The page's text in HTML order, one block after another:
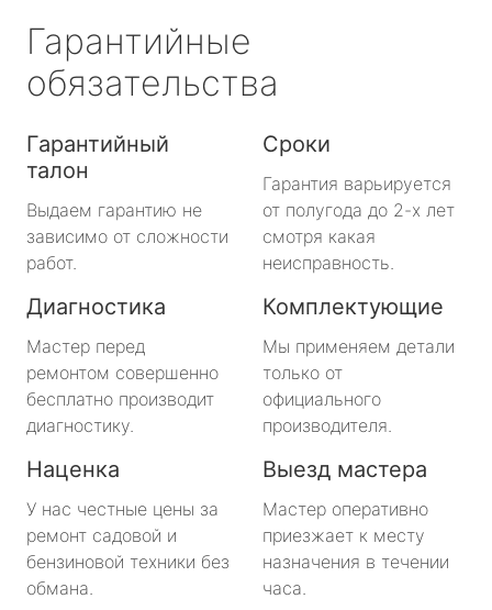
Гарантийные
обязательства
Гарантийный
талон
Выдаем гарантию не
зависимо от сложности
работ.
Сроки
Гарантия варьируется
от полугода до 2-х лет
смотря какая
неисправность.
Диагностика
Мастер перед
ремонтом совершенно
бесплатно производит
диагностику.
Комплектующие
Мы применяем детали
только от
официального
производителя.
Наценка
У нас честные цены за
ремонт садовой и
бензиновой техники без
обмана.
Выезд мастера
Мастер оперативно
приезжает к месту
назначения в течении
часа.